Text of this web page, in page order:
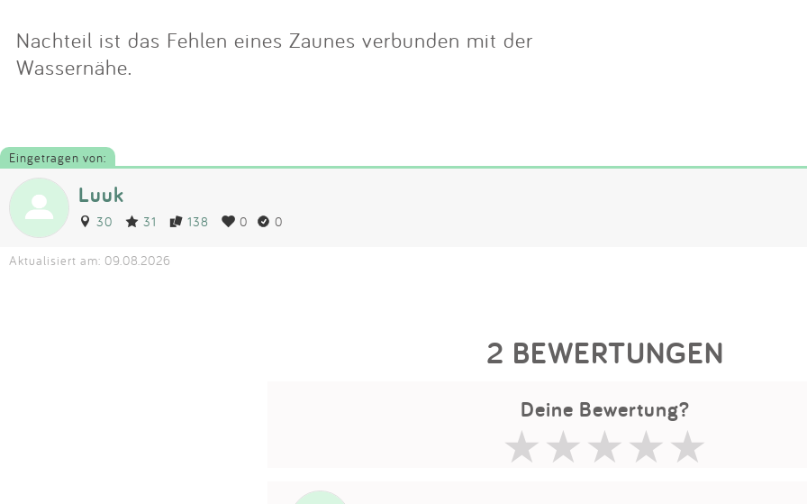
Nachteil ist das Fehlen eines Zaunes verbunden mit der
Wassernähe.
Eingetragen von:
Luuk
30 31 138 0 0
Aktualisiert am: 09.08.2026
2 BEWERTUNGEN
Deine Bewertung?